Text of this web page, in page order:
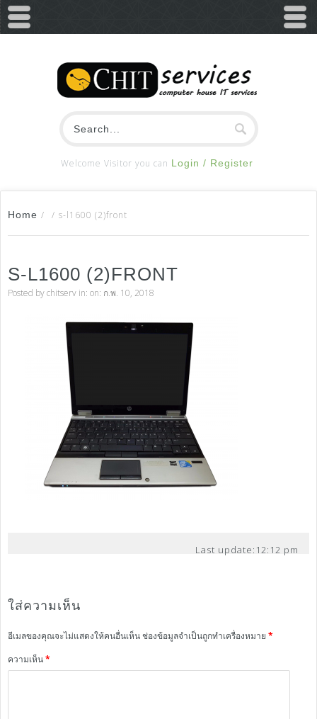
Welcome Visitor you can Login / Register
Home / / s-l1600 (2)front
S-L1600 (2)FRONT
Posted bychitserv in: on: ก.พ. 10, 2018
Last update: 12:12 pm
ใส่ความเห็น
อีเมลของคุณจะไม่แสดงให้คนอื่นเห็นช่องข้อมูลจำเป็นถูกทำเครื่องหมาย *
ความเห็น*